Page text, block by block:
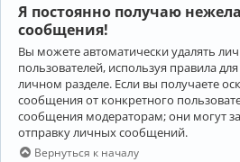
Я постоянно получаю
сообщения!
Вы можете автоматически удалять
пользователей, используя правила
личном разделе. Если вы получаете
сообщения от конкретного
сообщения модераторам; они могут
отправку личных сообщений.
Вернуться к началу